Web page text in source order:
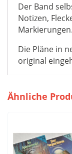
Der Band
Notizen,
Markierungen.
Die Pläne in
original
Ähnliche